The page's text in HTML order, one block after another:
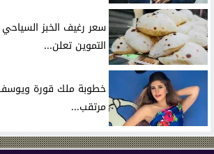
التموين تعلن...
خطوبة ملك قورة ويوسف
مرتقب...